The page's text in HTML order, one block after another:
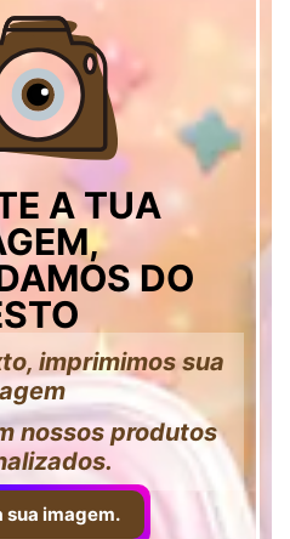
A TUA
DO
imprimimos sua
nossos produtos
sua imagem.